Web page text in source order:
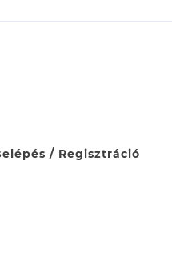
/ Regisztráció